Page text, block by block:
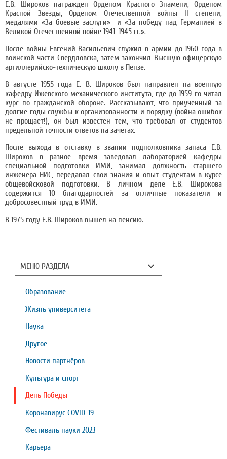
Е.В. Широков награжден Орденом Красного Знамени, Орденом
Красной Звезды, Орденом Отечественной войны II степени,
медалями «За боевые заслуги» и «За победу над Германией в
Великой Отечественной войне 1941–1945 гг.».
После войны Евгений Васильевич служил в армии до 1960 года в
воинской части Свердловска, затем закончил Высшую офицерскую
артиллерийско-техническую школу в Пензе.
В августе 1955 года Е. В. Широков был направлен на военную
кафедру Ижевского механического института, где до 1959-го читал
курс по гражданской обороне. Рассказывают, что приученный за
долгие годы службы к организованности и порядку (война ошибок
не прощает!), он был известен тем, что требовал от студентов
предельной точности ответов на зачетах.
После выхода в отставку в звании подполковника запаса Е.В.
Широков в разное время заведовал лабораторией кафедры
специальной подготовки ИМИ, занимал должность старшего
инженера НИС, передавал свои знания и опыт студентам в курсе
общевойсковой подготовки. В личном деле Е.В. Широкова
содержится 10 благодарностей за отличные показатели и
добросовестный труд в ИМИ.
В 1975 году Е.В. Широков вышел на пенсию.
МЕНЮ РАЗДЕЛА
Образование
Жизнь университета
Наука
Другое
Новости партнёров
Культура и спорт
День Победы
Коронавирус COVID-19
Фестиваль науки 2023
Карьера